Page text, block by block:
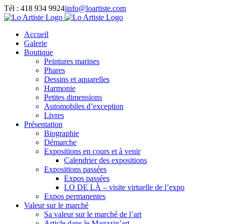
Passer
au
Tél : 418 934 9924|info@loartiste.com
Facebook
Instagram
Email
Pinterest
YouTube
Accueil
Galerie
Boutique
Peintures marines
Phares
Dessins et aquarelles
Harmonie
Petites dimensions
Automobiles d’exception
Livres
Présentation
Biographie
Démarche
Expositions en cours et à venir
Calendrier des expositions
Expositions passées
Expos passées
LO DE LÀ – visite virtuelle de l’expo
Expos permanentes
Valeur sur le marché
Sa valeur sur le marché de l’art